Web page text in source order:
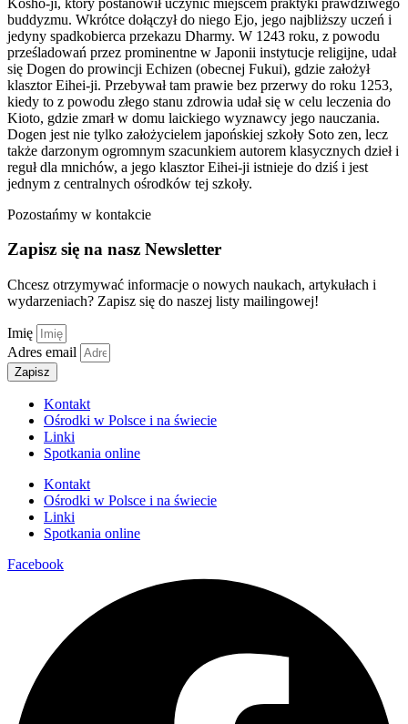
buddyzmu. Wkrótce dołączył do niego Ejo, jego najbliższy uczeń i
jedyny spadkobierca przekazu Dharmy. W 1243 roku, z powodu
prześladowań przez prominentne w Japonii instytucje religijne, udał
się Dogen do prowincji Echizen (obecnej Fukui), gdzie założył
klasztor Eihei-ji. Przebywał tam prawie bez przerwy do roku 1253,
kiedy to z powodu złego stanu zdrowia udał się w celu leczenia do
Kioto, gdzie zmarł w domu laickiego wyznawcy jego nauczania.
Dogen jest nie tylko założycielem japońskiej szkoły Soto zen, lecz
także darzonym ogromnym szacunkiem autorem klasycznych dzieł i
reguł dla mnichów, a jego klasztor Eihei-ji istnieje do dziś i jest
jednym z centralnych ośrodków tej szkoły.
Pozostańmy w kontakcie
Zapisz się na nasz Newsletter
Chcesz otrzymywać informacje o nowych naukach, artykułach i
wydarzeniach? Zapisz się do naszej listy mailingowej!
Imię
Adres email
Zapisz
Kontakt
Ośrodki w Polsce i na świecie
Linki
Spotkania online
Kontakt
Ośrodki w Polsce i na świecie
Linki
Spotkania online
Facebook